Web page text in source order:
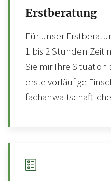
Erstberatung
Für unser
1 bis 2 Stunden Zeit
Sie mir Ihre
erste vorläufige